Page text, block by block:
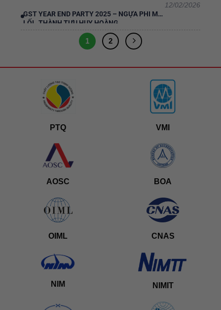
GST YEAR END PARTY 2025 – NGỰA PHI MỞ
LỐI , THÀNH TỰU HUY HOÀNG
12/02/2026
1 2
PTQ VMI
AOSC BOA
OIML CNAS
NIM NIMIT